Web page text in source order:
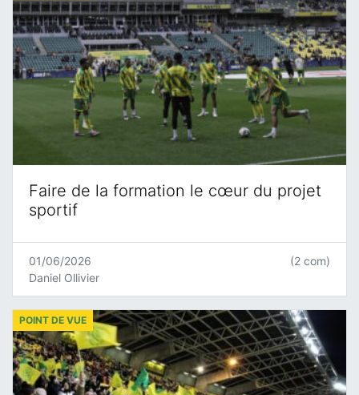
Faire de la formation le cœur du projet
sportif
01/06/2026
Daniel Ollivier
(2 com)
POINT DE VUE